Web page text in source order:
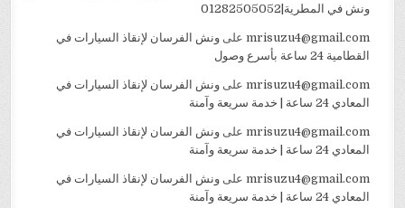
ونش في المطرية|01282505052
mrisuzu4@gmail.comعلى ونش الفرسان لإنقاذ السيارات في
القطامية 24 ساعة بأسرع وصول
mrisuzu4@gmail.comعلى ونش الفرسان لإنقاذ السيارات في
المعادي 24 ساعة | خدمة سريعة وآمنة
mrisuzu4@gmail.comعلى ونش الفرسان لإنقاذ السيارات في
المعادي 24 ساعة | خدمة سريعة وآمنة
mrisuzu4@gmail.comعلى ونش الفرسان لإنقاذ السيارات في
المعادي 24 ساعة | خدمة سريعة وآمنة